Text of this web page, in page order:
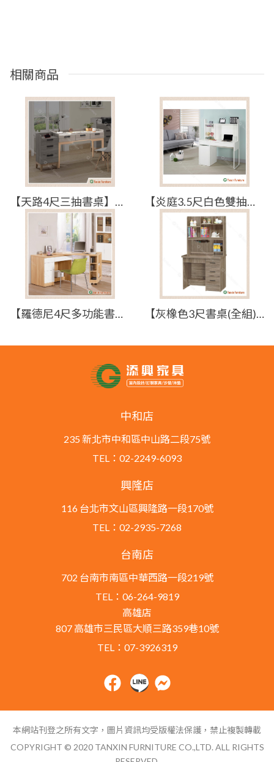
相關商品
【天路4尺三抽書桌】【2024-J715-2】【添興家具】 【炎庭3.5尺白色雙抽書桌下座】【2025-J445-3】【添興家具】
【羅德尼4尺多功能書桌】【2025-B1626-4】【添興家具】 【灰橡色3尺書桌(全組)】【2023-E803-3】【添興家具】
中和店
235 新北市中和區中山路二段75號
TEL：02-2249-6093
興隆店
116 台北市文山區興隆路一段170號
TEL：02-2935-7268
台南店
702 台南市南區中華西路一段219號
TEL：06-264-9819
高雄店
807 高雄市三民區大順三路359巷10號
TEL：07-3926319
本網站刊登之所有文字，圖片資訊均受版權法保護，禁止複製轉載
COPYRIGHT © 2020 TANXIN FURNITURE CO.,LTD. ALL RIGHTS